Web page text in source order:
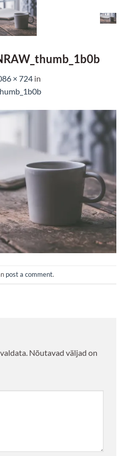
× 724 in
post a comment.
Nõutavad väljad on